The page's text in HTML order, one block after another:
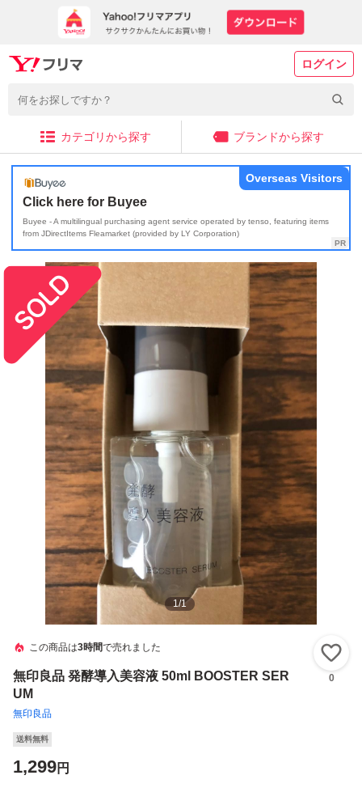
ログイン
カテゴリから探す ブランドから探す
Click here for Buyee
Buyee - A multilingual purchasing agent service operated by tenso, featuring items
from JDirectItems Fleamarket (provided by LY Corporation)
Overseas Visitors
1/1
この商品は3時間で売れました
無印良品 発酵導入美容液 50ml BOOSTER SER
UM
無印良品
0
送料無料
1,299円